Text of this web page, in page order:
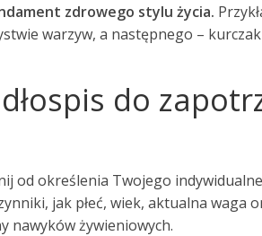
zdrowego stylu życia.
warzyw, a następnego –
do
od określenia Twojego
jak płeć, wiek, aktualna waga
nawyków żywieniowych.